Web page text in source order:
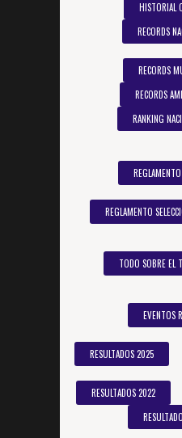
HISTORIAL
RECORDS
RECORDS
RECORDS
RANKING
REGLAMENTO
TODO SOBRE EL
EVENTOS
RESULTADOS 2025
RESULTADOS 2022